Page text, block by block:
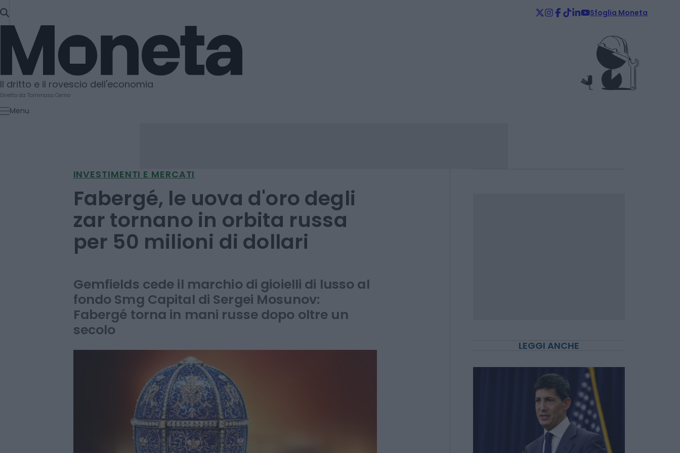
SKIP
TO
CONTENT
Sfoglia Moneta
Moneta
Il dritto e il rovescio dell'economia
Diretto da Tommaso Cerno
Menu
INVESTIMENTI E MERCATI
Fabergé, le uova d'oro degli
zar tornano in orbita russa
per 50 milioni di dollari
Gemfields cede il marchio di gioielli di lusso al
fondo Smg Capital di Sergei Mosunov:
Fabergé torna in mani russe dopo oltre un
secolo
LEGGI ANCHE